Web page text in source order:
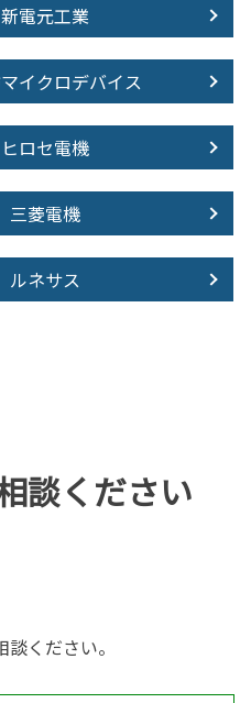
新電元工業
イクロデバイス
ヒロセ電機
三菱電機
ルネサス
談ください
ください。